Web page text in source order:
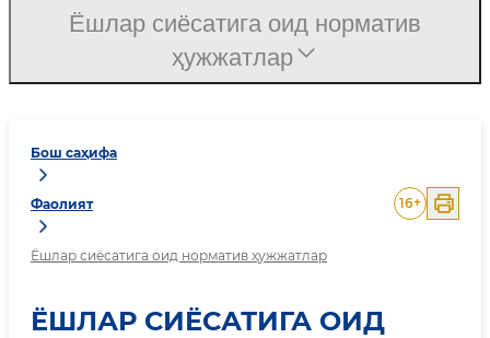
Бош саҳифа
Фаолият
Ёшлар сиёсатига оид норматив ҳужжатлар
16+
ЁШЛАР СИЁСАТИГА ОИД
Ёшлар сиёсатига оид норматив
ҳужжатлар